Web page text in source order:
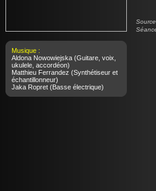
Musique :
Aldona Nowowiejska (Guitare, voix,
ukulele, accordéon)
Matthieu Ferrandez (Synthétiseur et
échantillonneur)
Jaka Ropret (Basse électrique)